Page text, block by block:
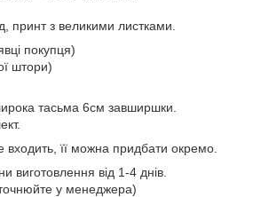
принт з великими листками.
покупця)
штори)
тасьма 6см завширшки.
входить, її можна придбати окремо.
виготовлення від 1-4 днів.
у менеджера)